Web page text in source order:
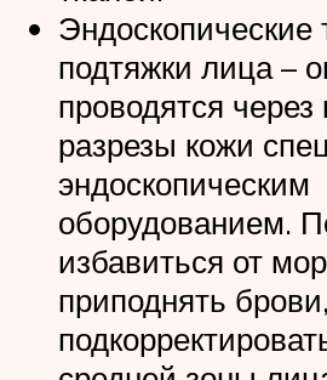
Эндоскопические
подтяжки лица –
проводятся
разрезы кожи
эндоскопическим
оборудованием.
избавиться от
приподнять брови,